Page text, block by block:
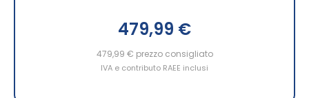
479,99 €
479,99 € prezzo consigliato
IVA e contributo RAEE inclusi